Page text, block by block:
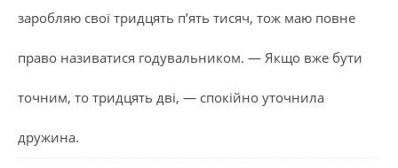
заробляю свої тридцять п’ять тисяч, тож маю повне
право називатися годувальником. — Якщо вже бути
точним, то тридцять дві, — спокійно уточнила
дружина.